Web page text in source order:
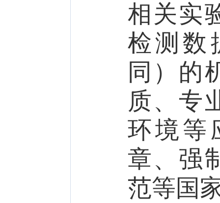
相关实
检测数
同）的
质、专
环境等
章、强
范等国